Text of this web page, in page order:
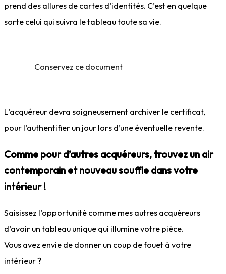
prend des allures de cartes d’identités. C’est en quelque
sorte celui qui suivra le tableau toute sa vie.
Conservez ce document
L’acquéreur devra soigneusement archiver le certificat,
pour l’authentifier un jour lors d’une éventuelle revente.
Comme pour d’autres acquéreurs, trouvez un air
contemporain et nouveau souffle dans votre
intérieur !
Saisissez l’opportunité comme mes autres acquéreurs
d’avoir un tableau unique qui illumine votre pièce.
Vous avez envie de donner un coup de fouet à votre
intérieur ?